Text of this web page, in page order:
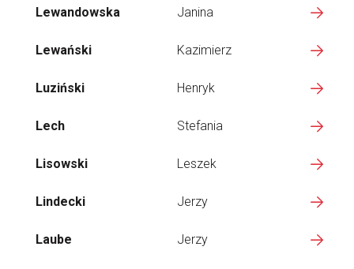
Lewandowska Janina
Lewański Kazimierz
Luziński Henryk
Lech Stefania
Lisowski Leszek
Lindecki Jerzy
Laube Jerzy